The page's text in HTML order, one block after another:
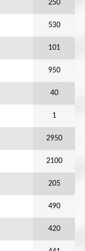
250
530
101
950
40
1
2950
2100
205
490
420